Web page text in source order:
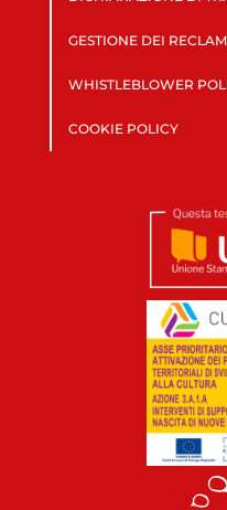
GESTIONE DEI
WHISTLEBLOWER
COOKIE POLICY